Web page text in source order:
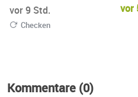
vor 9 Std.
Checken
vor
Kommentare (0)